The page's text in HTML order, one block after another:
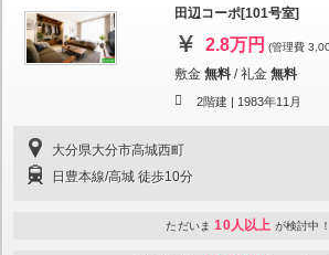
田辺コーポ[101号室]
2.8万円 (管理費
敷金 無料 /礼金 無料
2階建 | 1983年11月
大分県大分市高城西町
日豊本線/高城 徒歩10分
ただいま 10人以上 が検討中！